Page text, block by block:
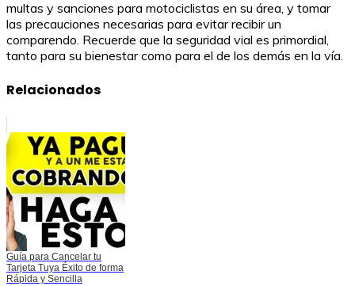
multas y sanciones para motociclistas en su área, y tomar
las precauciones necesarias para evitar recibir un
comparendo. Recuerde que la seguridad vial es primordial,
tanto para su bienestar como para el de los demás en la vía.
Relacionados
Guía para Cancelar tu
Tarjeta Tuya Éxito de forma
Rápida y Sencilla